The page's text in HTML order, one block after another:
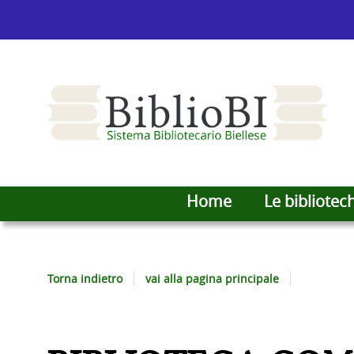
Home Le
Torna indietro vai alla pagina principale